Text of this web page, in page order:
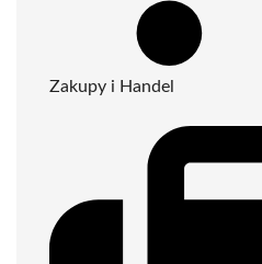
Zakupy i Handel